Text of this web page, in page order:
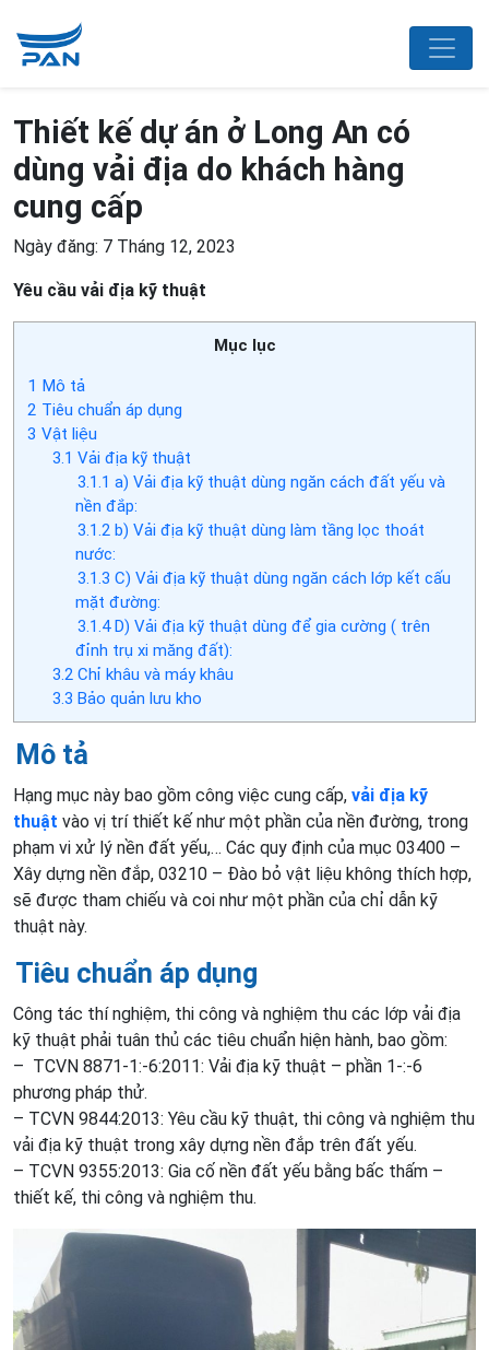
Thiết kế dự án ở Long An có
dùng vải địa do khách hàng
cung cấp
Ngày đăng: 7 Tháng 12, 2023
Yêu cầu vải địa kỹ thuật
Mục lục
1 Mô tả
2 Tiêu chuẩn áp dụng
3 Vật liệu
3.1 Vải địa kỹ thuật
3.1.1 a) Vải địa kỹ thuật dùng ngăn cách đất yếu và
nền đắp:
3.1.2b) Vải địa kỹ thuật dùng làm tầng lọc thoát
nước:
3.1.3 C) Vải địa kỹ thuật dùng ngăn cách lớp kết cấu
mặt đường:
3.1.4D) Vải địa kỹ thuật dùng để gia cường ( trên
đỉnh trụ xi măng đất):
3.2Chỉ khâu và máy khâu
3.3 Bảo quản lưu kho
Mô tả
Hạng mục này bao gồm công việc cung cấp, vải địa kỹ
thuật vào vị trí thiết kế như một phần của nền đường, trong
phạm vi xử lý nền đất yếu,… Các quy định của mục 03400 –
Xây dựng nền đắp, 03210 – Đào bỏ vật liệu không thích hợp,
sẽ được tham chiếu và coi như một phần của chỉ dẫn kỹ
thuật này.
Tiêu chuẩn áp dụng
Công tác thí nghiệm, thi công và nghiệm thu các lớp vải địa
kỹ thuật phải tuân thủ các tiêu chuẩn hiện hành, bao gồm:
– TCVN 8871-1:-6:2011: Vải địa kỹ thuật – phần 1-:-6
phương pháp thử.
– TCVN 9844:2013: Yêu cầu kỹ thuật, thi công và nghiệm thu
vải địa kỹ thuật trong xây dựng nền đắp trên đất yếu.
– TCVN 9355:2013: Gia cố nền đất yếu bằng bấc thấm –
thiết kế, thi công và nghiệm thu.